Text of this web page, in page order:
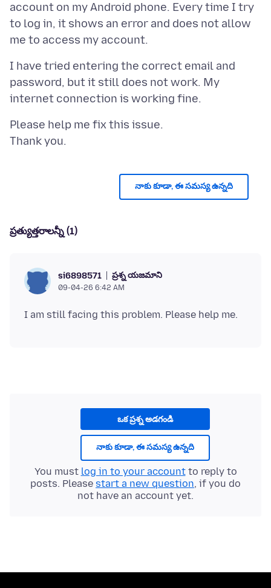
account on my Android phone. Every time I try
to log in, it shows an error and does not allow
I have tried entering the correct email and
password, but it still does not work. My
Please help me fix this issue.
నాకు కూడా, ఈ సమస్య ఉన్నది
ప్రత్యుత్తరాలన్నీ (1)
si6898571 ప్రశ్న యజమాని
09-04-26 6:42 AM
ఒక ప్రశ్న అడగండి
నాకు కూడా, ఈ సమస్య ఉన్నది
You must log in to your accountto reply to
posts. Please start a new question, if you do
not have an account yet.